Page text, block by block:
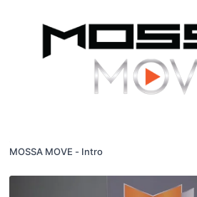
MOSSA MOVE - Intro